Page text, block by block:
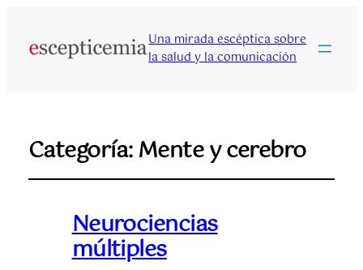
Una mirada escéptica sobre
la salud y la comunicación
Categoría:Mente y cerebro
Neurociencias
múltiples